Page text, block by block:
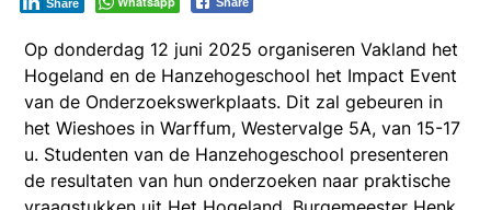
Share
Op donderdag 12 juni 2025 organiseren Vakland het
Hogeland en de Hanzehogeschool het Impact Event
van de Onderzoekswerkplaats. Dit zal gebeuren in
het Wieshoes in Warffum, Westervalge 5A, van 15-17
u. Studenten van de Hanzehogeschool presenteren
de resultaten van hun onderzoeken naar praktische